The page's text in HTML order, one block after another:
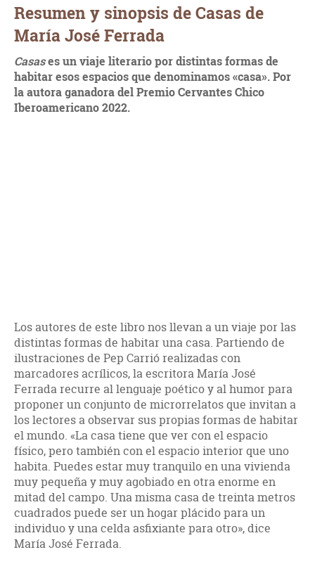
Resumen y sinopsis de Casas de
María José Ferrada
Casases un viaje literario por distintas formas de
habitar esos espacios que denominamos «casa». Por
la autora ganadora del Premio Cervantes Chico
Iberoamericano 2022.
Los autores de este libro nos llevan a un viaje por las
distintas formas de habitar una casa. Partiendo de
ilustraciones de Pep Carrió realizadas con
marcadores acrílicos, la escritora María José
Ferrada recurre al lenguaje poético y al humor para
proponer un conjunto de microrrelatos que invitan a
los lectores a observar sus propias formas de habitar
el mundo. «La casa tiene que ver con el espacio
físico, pero también con el espacio interior que uno
habita. Puedes estar muy tranquilo en una vivienda
muy pequeña y muy agobiado en otra enorme en
mitad del campo. Una misma casa de treinta metros
cuadrados puede ser un hogar plácido para un
individuo y una celda asfixiante para otro», dice
María José Ferrada.